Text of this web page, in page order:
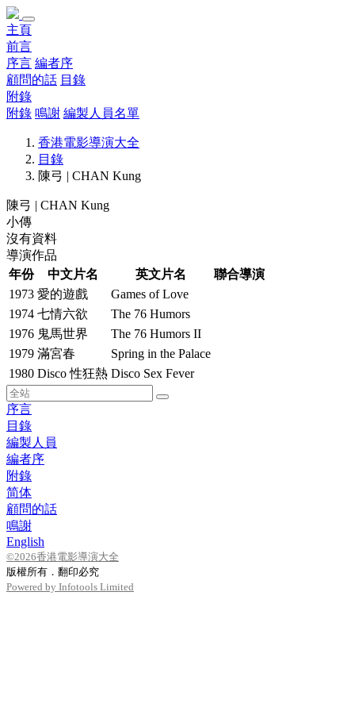
主頁
前言
序言 編者序
顧問的話 目錄
附錄
附錄 鳴謝 編製人員名單
香港電影導演大全
目錄
陳弓 | CHAN Kung
陳弓 | CHAN Kung
小傳
沒有資料
導演作品
年份
中文片名 英文片名
聯合導演
1973 愛的遊戲
Games of Love
1974 七情六欲
The 76 Humors
1976 鬼馬世界
The 76 Humors II
1979 滿宮春
Spring in the Palace
1980 Disco 性狂熱 Disco Sex Fever
序言
目錄
編製人員
編者序
附錄
简体
顧問的話
鳴謝
English
©2026香港電影導演大全
版權所有．翻印必究
Powered by Infotools Limited